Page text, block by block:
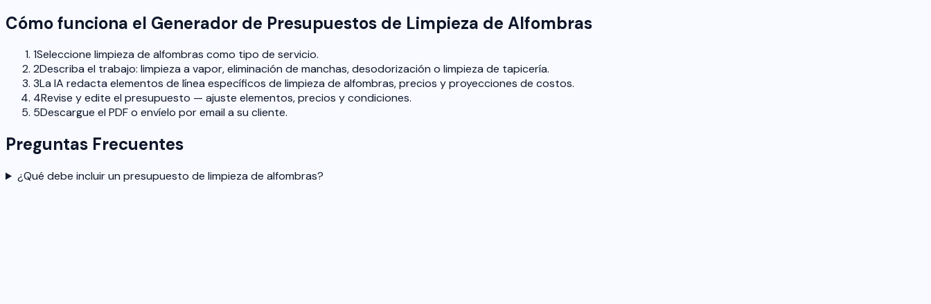
Cómo funciona el Generador de Presupuestos de Limpieza de Alfombras
1Seleccione limpieza de alfombras como tipo de servicio.
2Describa el trabajo: limpieza a vapor, eliminación de manchas, desodorización o limpieza de tapicería.
3La IA redacta elementos de línea específicos de limpieza de alfombras, precios y proyecciones de costos.
4Revise y edite el presupuesto — ajuste elementos, precios y condiciones.
5Descargue el PDF o envíelo por email a su cliente.
Preguntas Frecuentes
¿Qué debe incluir un presupuesto de limpieza de alfombras?